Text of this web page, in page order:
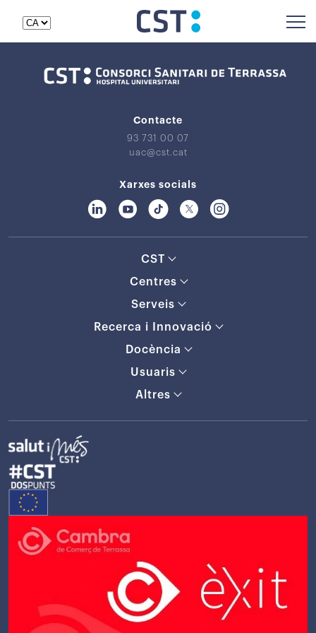
Contacte
93 731 00 07
uac@cst.cat
Xarxes socials
CST
Centres
Serveis
Recerca i Innovació
Docència
Usuaris
Altres